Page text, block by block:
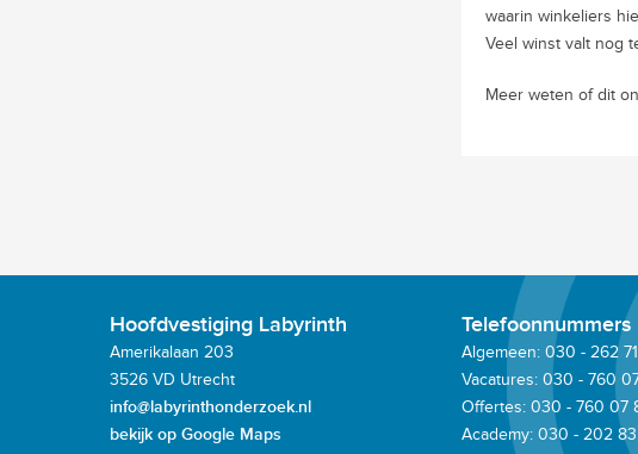
waarin winkeliers
Veel winst valt nog
Meer weten of dit
Hoofdvestiging Labyrinth
Amerikalaan 203
3526 VD Utrecht
info@labyrinthonderzoek.nl
bekijk op Google Maps
Telefoonnummers
Algemeen: 030 - 262 71
Vacatures: 030 - 760
Offertes: 030 - 760 07
Academy: 030 - 202